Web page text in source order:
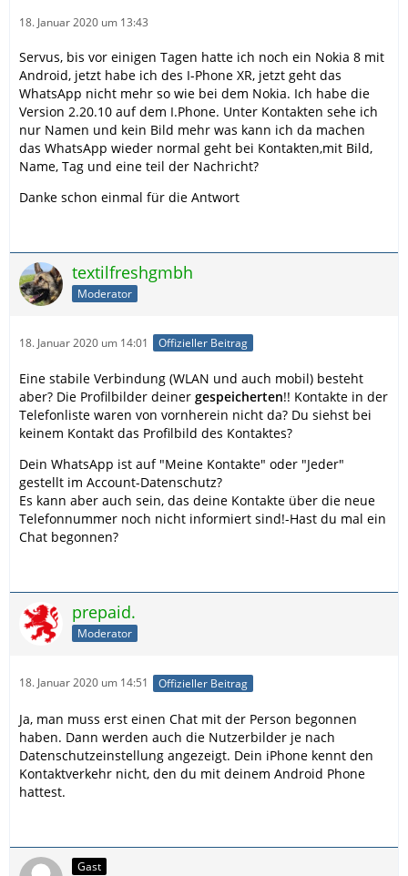
18. Januar 2020 um 13:43
Servus, bis vor einigen Tagen hatte ich noch ein Nokia 8 mit
Android, jetzt habe ich des I-Phone XR, jetzt geht das
WhatsApp nicht mehr so wie bei dem Nokia. Ich habe die
Version 2.20.10 auf dem I.Phone. Unter Kontakten sehe ich
nur Namen und kein Bild mehr was kann ich da machen
das WhatsApp wieder normal geht bei Kontakten,mit Bild,
Name, Tag und eine teil der Nachricht?
Danke schon einmal für die Antwort
textilfreshgmbh
Moderator
18. Januar 2020 um 14:01 Offizieller Beitrag
Eine stabile Verbindung (WLAN und auch mobil) besteht
aber? Die Profilbilder deiner gespeicherten!! Kontakte in der
Telefonliste waren von vornherein nicht da? Du siehst bei
keinem Kontakt das Profilbild des Kontaktes?
Dein WhatsApp ist auf "Meine Kontakte" oder "Jeder"
gestellt im Account-Datenschutz?
Es kann aber auch sein, das deine Kontakte über die neue
Telefonnummer noch nicht informiert sind!-Hast du mal ein
Chat begonnen?
prepaid.
Moderator
18. Januar 2020 um 14:51 Offizieller Beitrag
Ja, man muss erst einen Chat mit der Person begonnen
haben. Dann werden auch die Nutzerbilder je nach
Datenschutzeinstellung angezeigt. Dein iPhone kennt den
Kontaktverkehr nicht, den du mit deinem Android Phone
hattest.
Gast